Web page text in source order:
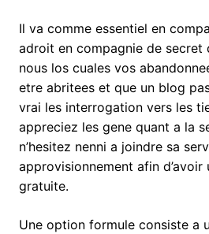
Il va comme essentiel en
adroit en compagnie de secret
nous los cuales vos
etre abritees et que un blog
vrai les interrogation vers les
appreciez les gene quant a la
n’hesitez nenni a joindre sa
approvisionnement afin d’avoir
gratuite.
Une option formule consiste a